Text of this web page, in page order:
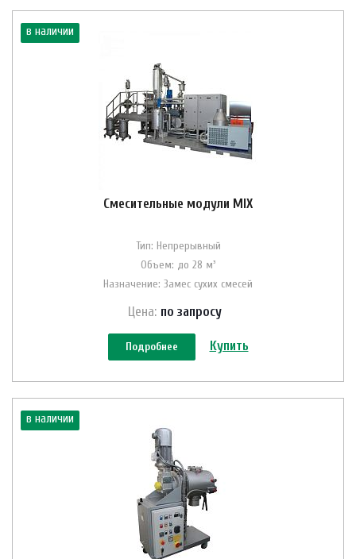
в наличии
Смесительные модули MIX
Тип: Непрерывный
Объем: до 28 м³
Назначение: Замес сухих смесей
Цена: по запросу
Подробнее Купить
в наличии